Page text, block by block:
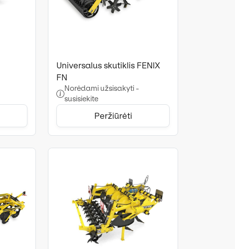
Universalus skutiklis FENIX
FN
Norėdami užsisakyti -
susisiekite
Peržiūrėti